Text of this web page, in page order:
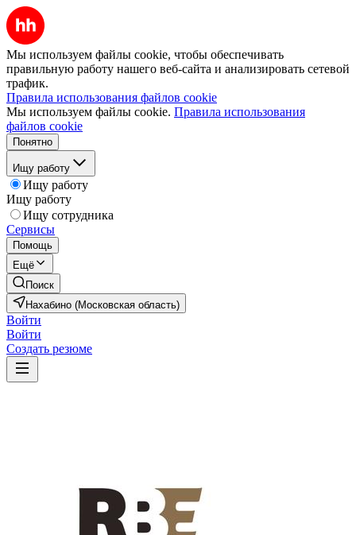
Мы используем файлы cookie, чтобы обеспечивать
правильную работу нашего веб-сайта и анализировать сетевой
трафик.
Правила использования файлов cookie
Мы используем файлы cookie. Правила использования
файлов cookie
Понятно
Ищу работу
Ищу работу
Ищу работу
Ищу сотрудника
Сервисы
Помощь
Ещё
Поиск
Нахабино (Московская область)
Войти
Войти
Создать резюме